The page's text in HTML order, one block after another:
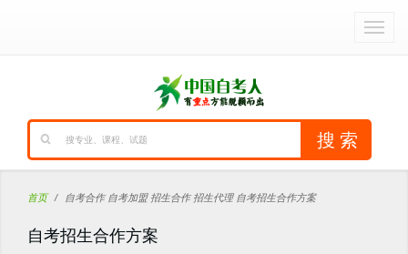
首页 自考合作 自考加盟 招生合作 招生代理 自考招生合作方案
自考招生合作方案